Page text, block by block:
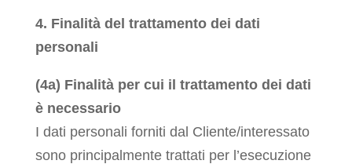
4. Finalità del trattamento dei dati
personali
(4a) Finalità per cui il trattamento dei dati
è necessario
I dati personali forniti dal Cliente/interessato
sono principalmente trattati per l’esecuzione